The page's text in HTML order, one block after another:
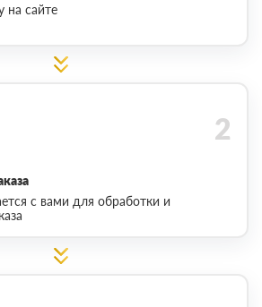
на сайте
с вами для обработки и